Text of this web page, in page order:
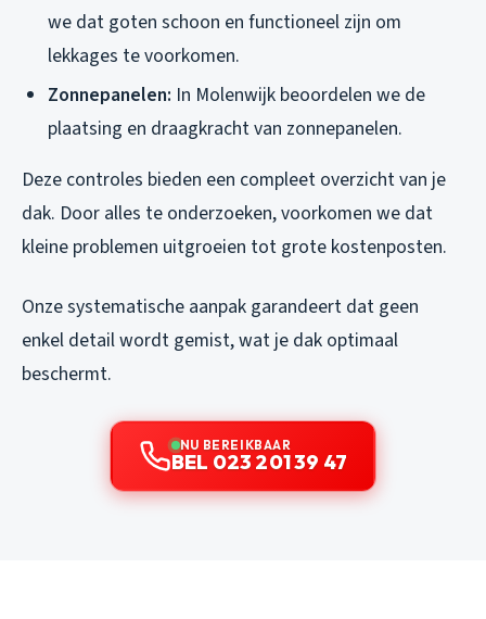
we dat goten schoon en functioneel zijn om
lekkages te voorkomen.
Zonnepanelen: In Molenwijk beoordelen we de
plaatsing en draagkracht van zonnepanelen.
Deze controles bieden een compleet overzicht van je
dak. Door alles te onderzoeken, voorkomen we dat
kleine problemen uitgroeien tot grote kostenposten.
Onze systematische aanpak garandeert dat geen
enkel detail wordt gemist, wat je dak optimaal
beschermt.
NU BEREIKBAAR
BEL 023 201 39 47